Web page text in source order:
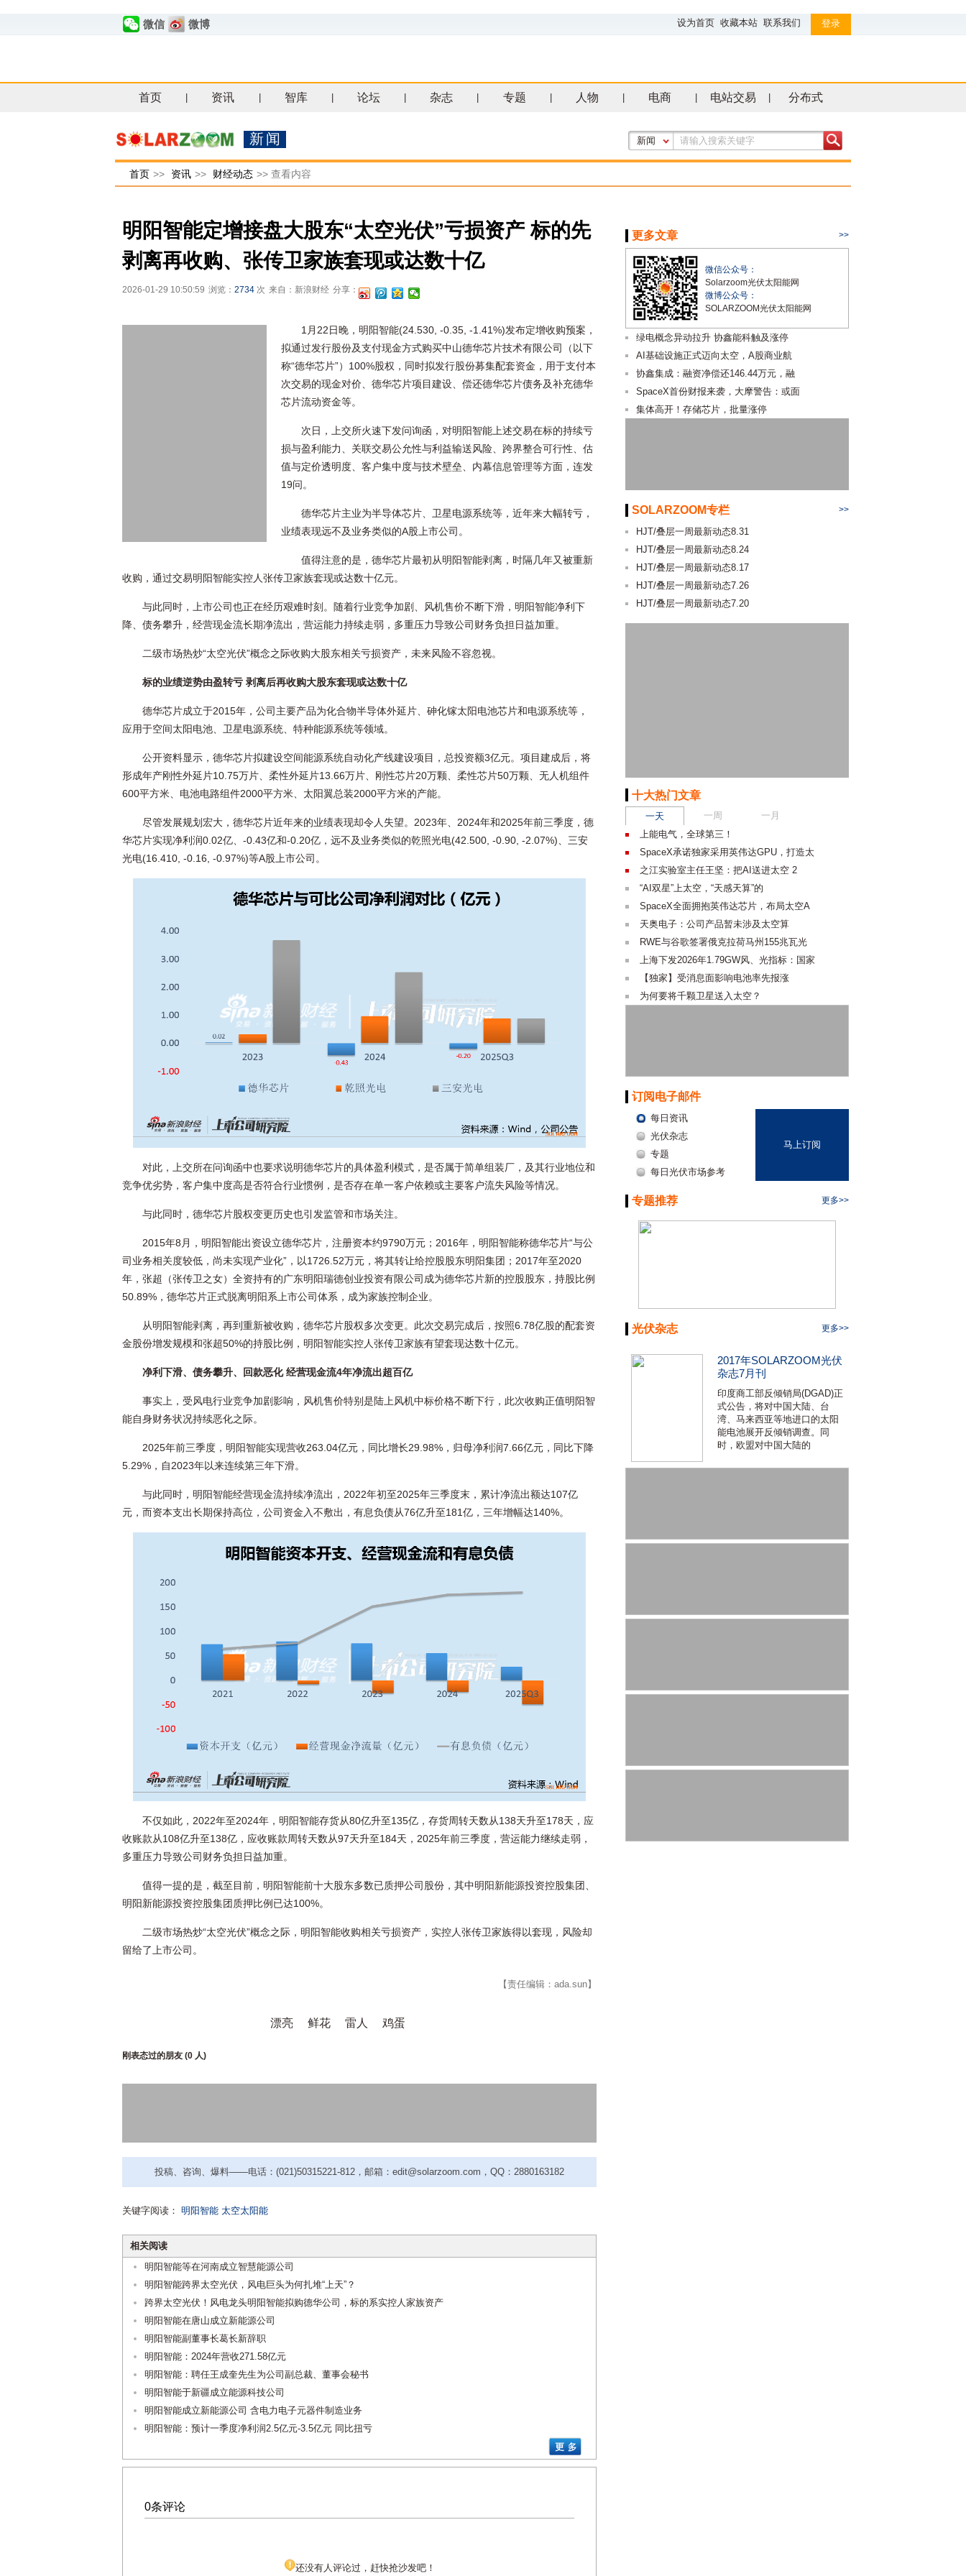
微信 微博 设为首页 收藏本站 联系我们 登录
首页 资讯 智库 论坛 杂志 专题 人物 电商 电站交易 分布式
新闻 新闻
首页 >> 资讯 >> 财经动态 >> 查看内容
明阳智能定增接盘大股东“太空光伏”亏损资产 标的先
剥离再收购、张传卫家族套现或达数十亿
2026-01-29 10:50:59 浏览： 2734 次 来自：新浪财经 分享：
1月22日晚， 明阳智能(24.530 -0.35 -1.41%)发布定增收购预案，
拟通过发行股份及支付现金方式购买中山德华芯片技术有限公司（以下
称“德华芯片”）100%股权，同时拟发行股份募集配套资金，用于支付本
次交易的现金对价、德华芯片项目建设、偿还德华芯片债务及补充德华
芯片流动资金等。
次日，上交所火速下发问询函，对明阳智能上述交易在标的持续亏
损与盈利能力、关联交易公允性与利益输送风险、跨界整合可行性、估
值与定价透明度、客户集中度与技术壁垒、内幕信息管理等方面，连发
19问。
德华芯片主业为半导体芯片、卫星电源系统等，近年来大幅转亏，
业绩表现远不及业务类似的A股上市公司。
值得注意的是，德华芯片最初从明阳智能剥离，时隔几年又被重新
收购，通过交易明阳智能实控人张传卫家族套现或达数十亿元。
与此同时，上市公司也正在经历艰难时刻。随着行业竞争加剧、风机售价不断下滑，明阳智能净利下
降、债务攀升，经营现金流长期净流出，营运能力持续走弱，多重压力导致公司财务负担日益加重。
二级市场热炒“太空光伏”概念之际收购大股东相关亏损资产，未来风险不容忽视。
标的业绩逆势由盈转亏 剥离后再收购大股东套现或达数十亿
德华芯片成立于2015年，公司主要产品为化合物半导体外延片、砷化镓太阳电池芯片和电源系统等，
应用于空间太阳电池、卫星电源系统、特种能源系统等领域。
公开资料显示，德华芯片拟建设空间能源系统自动化产线建设项目，总投资额3亿元。项目建成后，将
形成年产刚性外延片10.75万片、柔性外延片13.66万片、刚性芯片20万颗、柔性芯片50万颗、无人机组件
600平方米、电池电路组件2000平方米、太阳翼总装2000平方米的产能。
尽管发展规划宏大，德华芯片近年来的业绩表现却令人失望。2023年、2024年和2025年前三季度，德
华芯片实现净利润0.02亿、-0.43亿和-0.20亿，远不及业务类似的乾照光电(42.500 -0.90 -2.07%)
三安
光电(16.410 -0.16 -0.97%)等A股上市公司。
对此，上交所在问询函中也要求说明德华芯片的具体盈利模式，是否属于简单组装厂，及其行业地位和
竞争优劣势，客户集中度高是否符合行业惯例，是否存在单一客户依赖或主要客户流失风险等情况。
与此同时，德华芯片股权变更历史也引发监管和市场关注。
2015年8月，明阳智能出资设立德华芯片，注册资本约9790万元；2016年，明阳智能称德华芯片“与公
司业务相关度较低，尚未实现产业化”，以1726.52万元，将其转让给控股股东明阳集团；2017年至2020
年，张超（张传卫之女）全资持有的广东明阳瑞德创业投资有限公司成为德华芯片新的控股股东，持股比例
50.89%，德华芯片正式脱离明阳系上市公司体系，成为家族控制企业。
从明阳智能剥离，再到重新被收购，德华芯片股权多次变更。此次交易完成后，按照6.78亿股的配套资
金股份增发规模和张超50%的持股比例，明阳智能实控人张传卫家族有望套现达数十亿元。
净利下滑、债务攀升、回款恶化 经营现金流4年净流出超百亿
事实上，受风电行业竞争加剧影响，风机售价特别是陆上风机中标价格不断下行，此次收购正值明阳智
能自身财务状况持续恶化之际。
2025年前三季度，明阳智能实现营收263.04亿元，同比增长29.98%，归母净利润7.66亿元，同比下降
5.29%，自2023年以来连续第三年下滑。
与此同时，明阳智能经营现金流持续净流出，2022年初至2025年三季度末，累计净流出额达107亿
元，而资本支出长期保持高位，公司资金入不敷出，有息负债从76亿升至181亿，三年增幅达140%。
不仅如此，2022年至2024年，明阳智能存货从80亿升至135亿，存货周转天数从138天升至178天，应
收账款从108亿升至138亿，应收账款周转天数从97天升至184天，2025年前三季度，营运能力继续走弱，
多重压力导致公司财务负担日益加重。
值得一提的是，截至目前，明阳智能前十大股东多数已质押公司股份，其中明阳新能源投资控股集团、
明阳新能源投资控股集团质押比例已达100%。
二级市场热炒“太空光伏”概念之际，明阳智能收购相关亏损资产，实控人张传卫家族得以套现，风险却
留给了上市公司。
【责任编辑：ada.sun】
漂亮 鲜花 雷人 鸡蛋
刚表态过的朋友 (0 人)
投稿、咨询、爆料——电话：(021)50315221-812，邮箱：edit@solarzoom.com，QQ：2880163182
关键字阅读： 明阳智能 太空太阳能
相关阅读
明阳智能等在河南成立智慧能源公司
明阳智能跨界太空光伏，风电巨头为何扎堆“上天”？
跨界太空光伏！风电龙头明阳智能拟购德华公司，标的系实控人家族资产
明阳智能在唐山成立新能源公司
明阳智能副董事长葛长新辞职
明阳智能：2024年营收271.58亿元
明阳智能：聘任王成奎先生为公司副总裁、董事会秘书
明阳智能于新疆成立能源科技公司
明阳智能成立新能源公司 含电力电子元器件制造业务
明阳智能：预计一季度净利润2.5亿元-3.5亿元 同比扭亏
0条评论
还没有人评论过，赶快抢沙发吧！
更多文章 >>
微信公众号：
Solarzoom光伏太阳能网
微博公众号：
SOLARZOOM光伏太阳能网
绿电概念异动拉升 协鑫能科触及涨停
AI基础设施正式迈向太空，A股商业航
协鑫集成：融资净偿还146.44万元，融
SpaceX首份财报来袭，大摩警告：或面
集体高开！存储芯片，批量涨停
SOLARZOOM专栏 >>
HJT/叠层一周最新动态8.31
HJT/叠层一周最新动态8.24
HJT/叠层一周最新动态8.17
HJT/叠层一周最新动态7.26
HJT/叠层一周最新动态7.20
十大热门文章
一天 一周
一月
上能电气，全球第三！
SpaceX承诺独家采用英伟达GPU，打造太
之江实验室主任王坚：把AI送进太空 2
“AI双星”上太空，“天感天算”的
SpaceX全面拥抱英伟达芯片，布局太空A
天奥电子：公司产品暂未涉及太空算
RWE与谷歌签署俄克拉荷马州155兆瓦光
上海下发2026年1.79GW风、光指标：国家
【独家】受消息面影响电池率先报涨
为何要将千颗卫星送入太空？
订阅电子邮件
每日资讯
光伏杂志
专题
每日光伏市场参考
马上订阅
专题推荐 更多>>
光伏杂志 更多>>
2017年SOLARZOOM光伏
杂志7月刊
印度商工部反倾销局(DGAD)正
式公告，将对中国大陆、台
湾、马来西亚等地进口的太阳
能电池展开反倾销调查。同
时，欧盟对中国大陆的